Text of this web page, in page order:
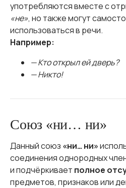
употребляются вместе с
«не», но также могут
использоваться в речи.
Например:
— Кто открыл ей дверь?
— Никто!
Союз «ни… ни»
Данный союз «ни… ни»
соединения однородных
и подчёркивает полное
предметов, признаков или